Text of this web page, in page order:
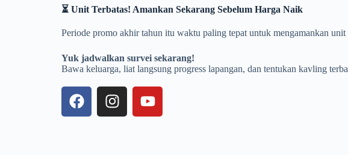
⏳ Unit Terbatas! Amankan Sekarang Sebelum Harga Naik
Periode promo akhir tahun itu waktu paling tepat untuk mengamankan
Yuk jadwalkan survei sekarang!
Bawa keluarga, liat langsung progress lapangan, dan tentukan kavling